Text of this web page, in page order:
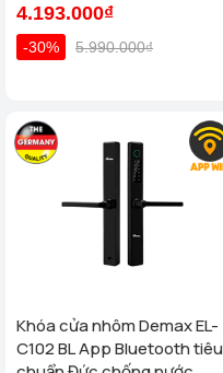
4.193.000₫
-30% 5.990.000₫
Khóa cửa nhôm Demax EL-
C102 BL App Bluetooth tiêu